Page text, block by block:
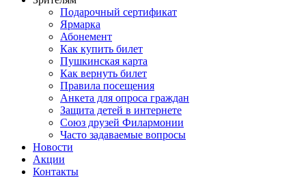
Подарочный сертификат
Ярмарка
Абонемент
Как купить билет
Пушкинская карта
Как вернуть билет
Правила посещения
Анкета для опроса граждан
Защита детей в интернете
Союз друзей Филармонии
Часто задаваемые вопросы
Новости
Акции
Контакты